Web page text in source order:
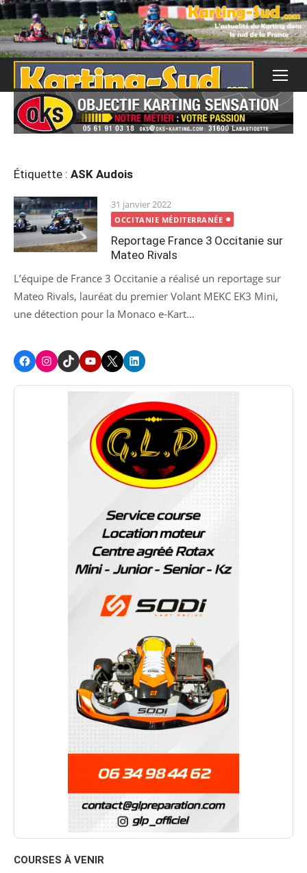
Skip
to
content
Étiquette : ASK Audois
Posted
on
31 janvier 2022
OCCITANIE MÉDITERRANÉE
Reportage France 3 Occitanie sur
Mateo Rivals
L’équipe de France 3 Occitanie a réalisé un reportage sur
Mateo Rivals, lauréat du premier Volant MEKC EK3 Mini,
une détection pour la Monaco e-Kart...
FacebookInstagram
TikTokYoutube
X LinkedIn
COURSES À VENIR